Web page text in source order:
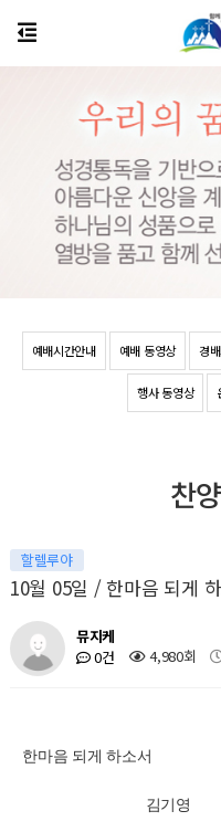
예배시간안내 예배 동영상 경
행사 동영상
찬
할렐루야
10월 05일 / 한마음 되게
뮤지케
0건
4,980회
한마음 되게 하소서
김기영